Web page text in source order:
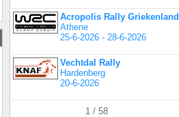
Acropolis Rally Griekenland
Athene
25-6-2026 - 28-6-2026
Vechtdal Rally
Hardenberg
20-6-2026
1 / 58